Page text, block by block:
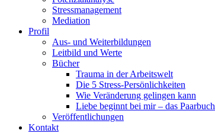
Stressmanagement
Mediation
Profil
Aus- und Weiterbildungen
Leitbild und Werte
Bücher
Trauma in der Arbeitswelt
Die 5 Stress-Persönlichkeiten
Wie Veränderung gelingen kann
Liebe beginnt bei mir – das Paarbuch
Veröffentlichungen
Kontakt